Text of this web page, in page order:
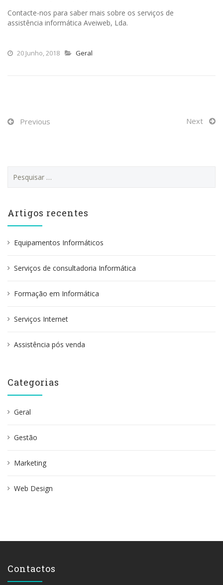
Contacte-nos para saber mais sobre os serviços de
assistência informática Aveiweb, Lda.
20 Junho, 2018 Geral
Previous Next
u
a
o
:
Artigos recentes
Equipamentos Informáticos
Serviços de consultadoria Informática
Formação em Informática
Serviços Internet
Assistência pós venda
Categorias
Geral
Gestão
Marketing
Web Design
Contactos